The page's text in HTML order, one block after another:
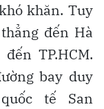
khăn. Tuy
đến Hà
TP.HCM.
bay duy
tế San